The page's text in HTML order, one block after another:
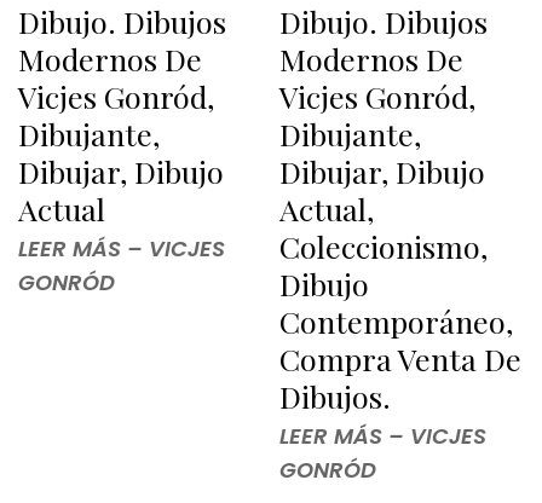
Dibujo. Dibujos
Modernos De
Vicjes Gonród,
Dibujante,
Dibujar, Dibujo
Actual
LEER MÁS – VICJES
GONRÓD
Dibujo. Dibujos
Modernos De
Vicjes Gonród,
Dibujante,
Dibujar, Dibujo
Actual,
Coleccionismo,
Dibujo
Contemporáneo,
Compra Venta De
Dibujos.
LEER MÁS – VICJES
GONRÓD